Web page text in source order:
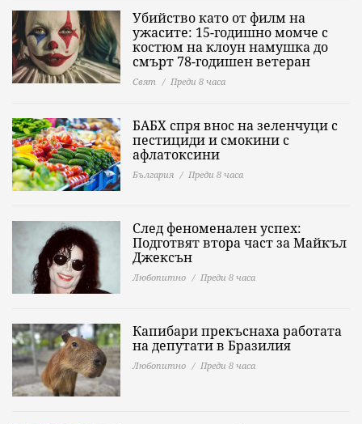
Убийство като от филм на
ужасите: 15-годишно момче с
костюм на клоун намушка до
смърт 78-годишен ветеран
Свят Преди 8 часа
БАБХ спря внос на зеленчуци с
пестициди и смокини с
афлатоксини
България Преди 8 часа
След феноменален успех:
Подготвят втора част за Майкъл
Джексън
Любопитно Преди 8 часа
Капибари прекъснаха работата
на депутати в Бразилия
Любопитно Преди 8 часа